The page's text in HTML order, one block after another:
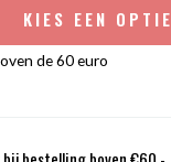
KIES EEN OPTIE
de 60 euro